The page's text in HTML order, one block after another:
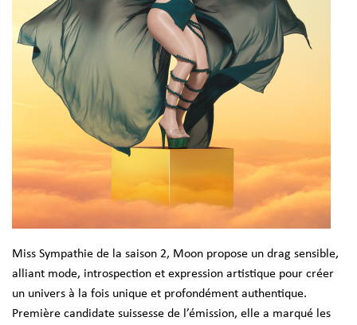
Miss Sympathie de la saison 2, Moon propose un drag sensible,
alliant mode, introspection et expression artistique pour créer
un univers à la fois unique et profondément authentique.
Première candidate suissesse de l’émission, elle a marqué les